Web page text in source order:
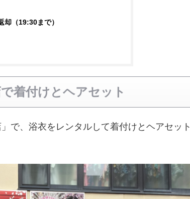
却（19:30まで）
着付けとヘアセット
で、浴衣をレンタルして着付けとヘアセット